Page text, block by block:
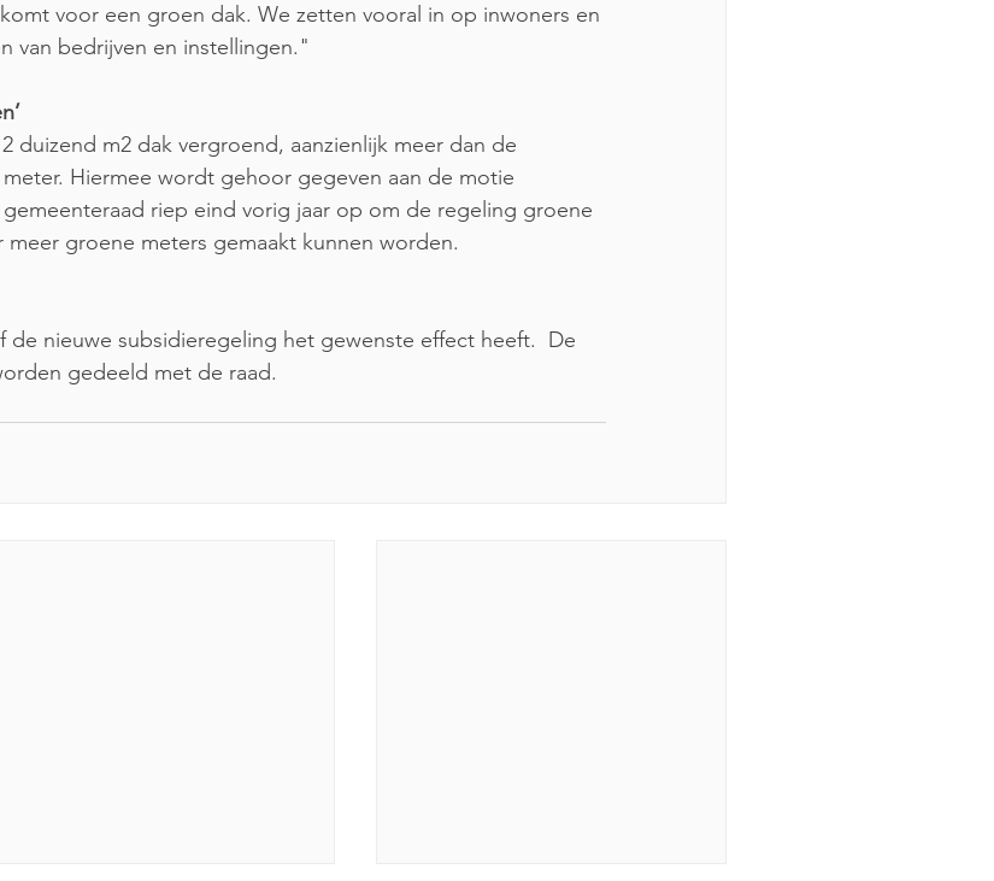
voor een groen dak. We zetten vooral in op inwoners en
van bedrijven en instellingen."
duizend m2 dak vergroend, aanzienlijk meer dan de
Hiermee wordt gehoor gegeven aan de motie
gemeenteraad riep eind vorig jaar op om de regeling groene
meer groene meters gemaakt kunnen worden.
nieuwe subsidieregeling het gewenste effect heeft.  De
gedeeld met de raad.